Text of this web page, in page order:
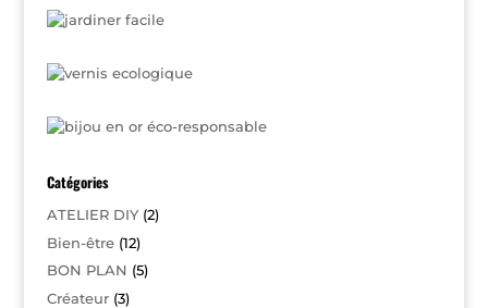
Catégories
ATELIER DIY(2)
Bien-être(12)
BON PLAN (5)
Créateur(3)